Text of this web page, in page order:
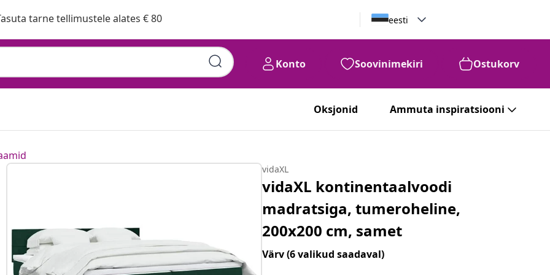
tarne tellimustele alates € 80 eesti
Konto Soovinimekiri Ostukorv
Oksjonid Ammuta inspiratsiooni
vidaXL
vidaXL kontinentaalvoodi
madratsiga, tumeroheline,
200x200 cm, samet
Värv(6 valikud saadaval)